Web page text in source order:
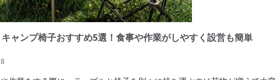
ャンプ椅子おすすめ5選！食事や作業がしやすく設営も簡単